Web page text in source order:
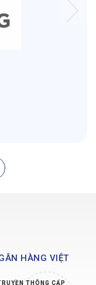
HÀNG VIỆT
THÔNG CẤP